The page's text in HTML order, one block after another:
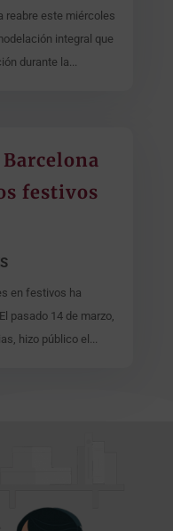
reabre este miércoles
integral que
durante la...
festivos
en festivos ha
pasado 14 de marzo,
hizo público el...